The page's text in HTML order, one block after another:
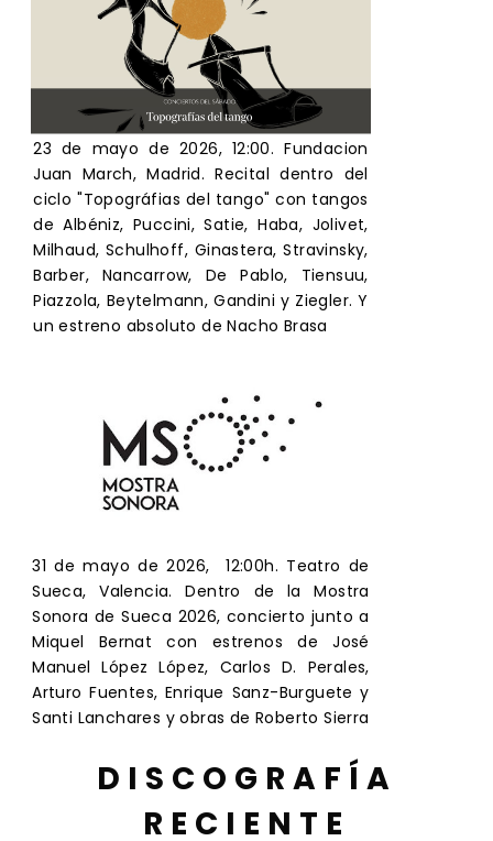
23 de mayo de 2026, 12:00. Fundacion
Juan March, Madrid. Recital dentro del
ciclo "Topográfias del tango" con tangos
de Albéniz, Puccini, Satie, Haba, Jolivet,
Milhaud, Schulhoff, Ginastera, Stravinsky,
Barber, Nancarrow, De Pablo, Tiensuu,
Piazzola, Beytelmann, Gandini y Ziegler. Y
un estreno absoluto de Nacho Brasa
31 de mayo de 2026, 12:00h. Teatro de
Sueca, Valencia. Dentro de la Mostra
Sonora de Sueca 2026, concierto junto a
Miquel Bernat con estrenos de José
Manuel López López, Carlos D. Perales,
Arturo Fuentes, Enrique Sanz-Burguete y
Santi Lanchares y obras de Roberto Sierra
DISCOGRAFÍA
RECIENTE